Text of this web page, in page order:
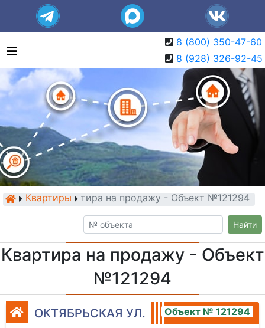
8 (800) 350-47-60
8 (928) 326-92-45
КвартирыКвартира на продажу - Объект №121294
Найти
Квартира на продажу - Объект
№121294
ОКТЯБРЬСКАЯ УЛ. Объект № 121294